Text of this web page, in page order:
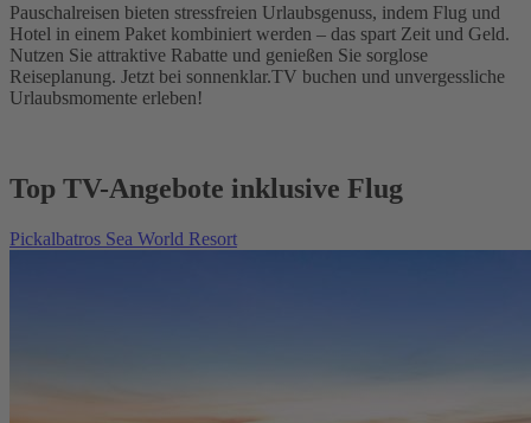
Pauschalreisen bieten stressfreien Urlaubsgenuss, indem Flug und
Hotel in einem Paket kombiniert werden – das spart Zeit und Geld.
Nutzen Sie attraktive Rabatte und genießen Sie sorglose
Reiseplanung. Jetzt bei sonnenklar.TV buchen und unvergessliche
Urlaubsmomente erleben!
Top TV-Angebote inklusive Flug
Pickalbatros Sea World Resort